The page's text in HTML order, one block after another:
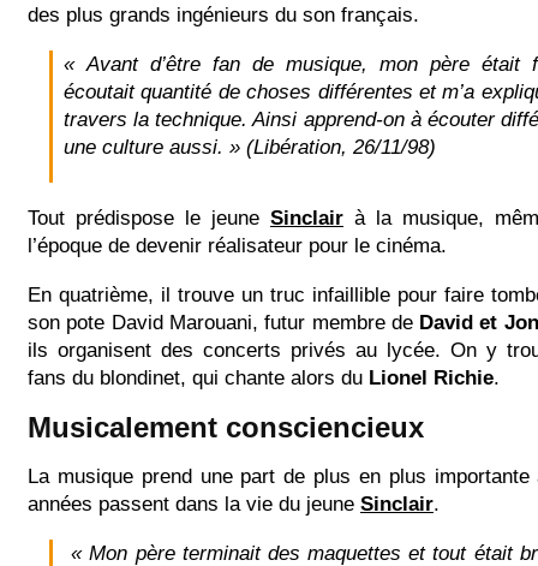
des plus grands ingénieurs du son français.
« Avant d’être fan de musique, mon père était
écoutait quantité de choses différentes et m’a
travers la technique. Ainsi apprend-on à écouter
une culture aussi. » (Libération, 26/11/98)
Tout prédispose le jeune Sinclair à la musique,
l’époque de devenir réalisateur pour le cinéma.
En quatrième, il trouve un truc infaillible pour faire
son pote David Marouani, futur membre de David et
ils organisent des concerts privés au lycée. On y
fans du blondinet, qui chante alors du Lionel Richie.
Musicalement consciencieux
La musique prend une part de plus en plus
années passent dans la vie du jeune Sinclair.
« Mon père terminait des maquettes et tout était